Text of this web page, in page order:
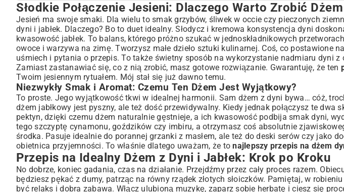
Słodkie Połączenie Jesieni: Dlaczego Warto Zrobić Dżem z Dyni i Jabłek?
Niezwykły Smak i Aromat: Czemu Ten Dżem Jest Wyjątkowy?
Przepis na Idealny Dżem z Dyni i Jabłek: Krok po Kroku
Niezbędne Składniki: Co Przygotować?
Jak Przygotować Dynię i Jabłka do Dżemu?
Gotowanie i Pasteryzacja: Sekrety Trwałości
Wariacje Smakowe: Jak Wzbogacić Swój Dżem?
Dodatki, Które Zmienią Oblicze Dżemu
Dżem z Dyni i Jabłek Bez Cukru – Czy To Możliwe?
Zdrowie w Słoiku: Korzyści z Jedzenia Dżemu z Dyni i Jabłek
Witamina A, Błonnik i Antyoksydanty: Co Kryje Dynia i Jabłka?
Pomysły na Wykorzystanie Domowego Dżemu
Dżem z Dyni i Jabłek w Kuchni: Od Śniadania po Deser
Częste Pytania i Porady Eksperta
Jak Długo Można Przechowywać Dżem?
Co Zrobić, Gdy Dżem Jest Za Rzadki?
Słodkie Połączenie Jesieni: Dlaczego Warto Zrobić
Jesień ma swoje smaki. Dla wielu to smak grzybów, śliwek w occie czy pieczonych
dyni i jabłek. Dlaczego? Bo to duet idealny. Słodycz i kremowa konsystencja dyni
kwasowość jabłek. To balans, którego próżno szukać w jednoskładnikowych
owoce i warzywa na zimę. Tworzysz małe dzieło sztuki kulinarnej. Coś, co postawione
uśmiech i pytania o przepis. To także świetny sposób na wykorzystanie nadmiaru dyni
Zamiast zastanawiać się, co z nią zrobić, masz gotowe rozwiązanie. Gwarantuję, że ten
Twoim jesiennym rytuałem. Mój stał się już dawno temu.
Niezwykły Smak i Aromat: Czemu Ten Dżem Jest Wyjątkowy?
To proste. Jego wyjątkowość tkwi w idealnej harmonii. Sam dżem z dyni bywa… cóż,
dżem jabłkowy jest pyszny, ale też dość przewidywalny. Kiedy jednak połączysz te dwa
pektyn, dzięki czemu dżem naturalnie gęstnieje, a ich kwasowość podbija smak dyni,
tego szczyptę cynamonu, goździków czy imbiru, a otrzymasz coś absolutnie
środka. Pasuje idealnie do porannej grzanki z masłem, ale też do deski serów czy jako
obietnica przyjemności. To właśnie dlatego uważam, że tonajlepszy przepis na dżem
Przepis na Idealny Dżem z Dyni i Jabłek: Krok po Kroku
No dobrze, koniec gadania, czas na działanie. Przejdźmy przez cały proces razem.
będziesz pękać z dumy, patrząc na równy rządek złotych słoiczków. Pamiętaj, w
być relaks i dobra zabawa. Włącz ulubioną muzykę, zaparz sobie herbatę i ciesz się